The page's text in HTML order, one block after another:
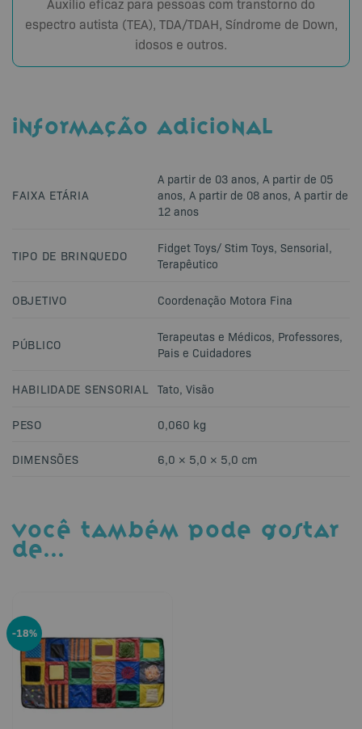
Auxílio eficaz para pessoas com transtorno do
espectro autista (TEA), TDA/TDAH, Síndrome de Down,
idosos e outros.
INFORMAÇÃO ADICIONAL
FAIXA ETÁRIA
A partir de 03 anos, A partir de 05
anos, A partir de 08 anos, A partir de
12 anos
TIPO DE BRINQUEDO Fidget Toys/ Stim Toys, Sensorial,
Terapêutico
OBJETIVO Coordenação Motora Fina
PÚBLICO Terapeutas e Médicos, Professores,
Pais e Cuidadores
HABILIDADE SENSORIAL Tato, Visão
PESO 0,060 kg
DIMENSÕES 6,0 × 5,0 × 5,0 cm
VOCÊ TAMBÉM PODE GOSTAR
DE…
-18%